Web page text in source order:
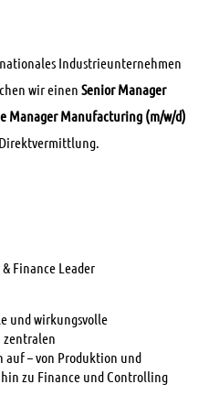
Industrieunternehmen
wir einen Senior Manager
Manager Manufacturing (m/w/d)
Finance Leader
und wirkungsvolle
zentralen
auf – von Produktion und
zu Finance und Controlling